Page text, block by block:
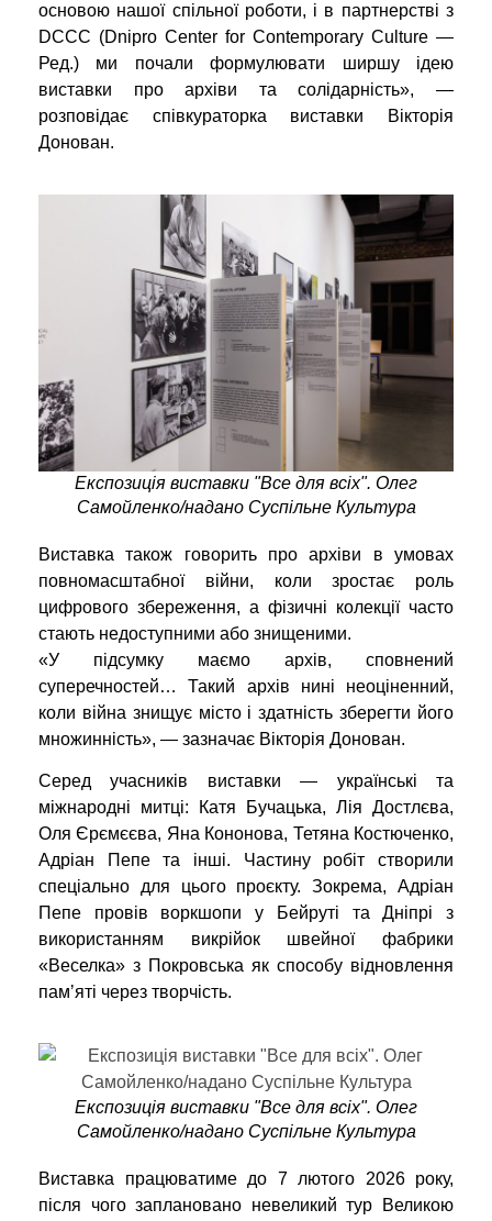
основою нашої спільної роботи, і в партнерстві з
DCCC (Dnipro Center for Contemporary Culture —
Ред.) ми почали формулювати ширшу ідею
виставки про архіви та солідарність», —
розповідає співкураторка виставки Вікторія
Донован.
Експозиція виставки "Все для всіх". Олег
Самойленко/надано Суспільне Культура
Виставка також говорить про архіви в умовах
повномасштабної війни, коли зростає роль
цифрового збереження, а фізичні колекції часто
стають недоступними або знищеними.
«У підсумку маємо архів, сповнений
суперечностей… Такий архів нині неоціненний,
коли війна знищує місто і здатність зберегти його
множинність», — зазначає Вікторія Донован.
Серед учасників виставки — українські та
міжнародні митці: Катя Бучацька, Лія Достлєва,
Оля Єрємєєва, Яна Кононова, Тетяна Костюченко,
Адріан Пепе та інші. Частину робіт створили
спеціально для цього проєкту. Зокрема, Адріан
Пепе провів воркшопи у Бейруті та Дніпрі з
використанням викрійок швейної фабрики
«Веселка» з Покровська як способу відновлення
памʼяті через творчість.
Експозиція виставки "Все для всіх". Олег
Самойленко/надано Суспільне Культура
Виставка працюватиме до 7 лютого 2026 року,
після чого заплановано невеликий тур Великою